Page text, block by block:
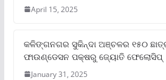
April 15, 2025
କଳିଙ୍ଗନଗର ସୁକିନ୍ଦା ଅଞ୍ଚଳର ୧୫୦
ଫାଉଣ୍ଡେସନ ପକ୍ଷରୁ ଜ୍ୟୋତି ଫେଲୋସିପ୍‌
January 31, 2025